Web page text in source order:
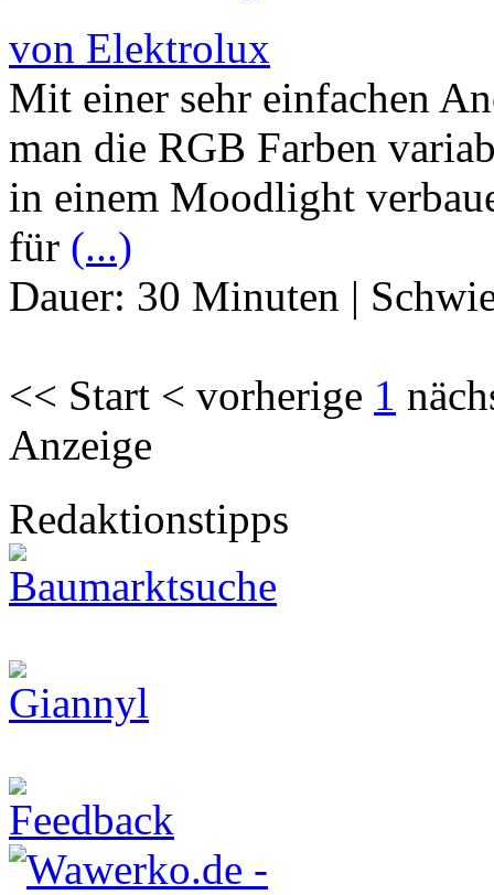
von Elektrolux
Mit einer sehr einfachen
man die RGB Farben
in einem Moodlight
für (...)
Dauer: 30 Minuten |
<< Start < vorherige 1
Anzeige
Redaktionstipps